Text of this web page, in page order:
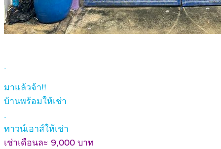
.
มาแล้วจ้า!!
บ้านพร้อมให้เช่า
.
ทาวน์เฮาส์ให้เช่า
เช่าเดือนละ 9,000 บาท